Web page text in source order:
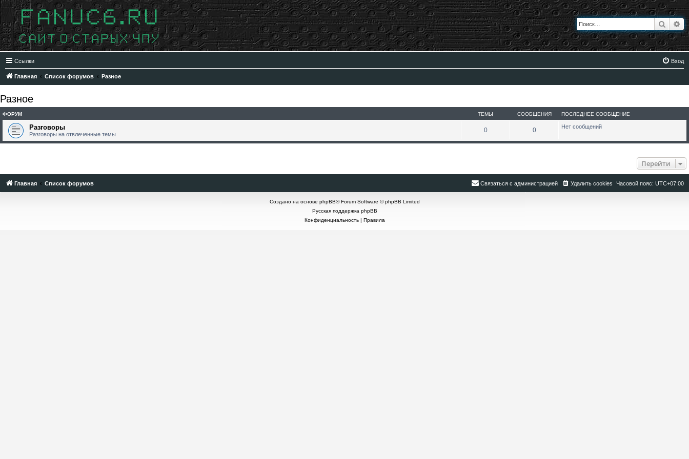
Поиск
Ссылки Вход
Главная Список форумов Разное
Разное
ФОРУМ ТЕМЫ СООБЩЕНИЯ ПОСЛЕДНЕЕ СООБЩЕНИЕ
Разговоры
Разговоры на отвлеченные темы
0 0 Нет сообщений
Перейти
Главная Список форумов Часовой пояс: UTC+07:00
Удалить cookies
Связаться с администрацией
Создано на основе phpBB® Forum Software © phpBB Limited
Русская поддержка phpBB
Конфиденциальность| Правила